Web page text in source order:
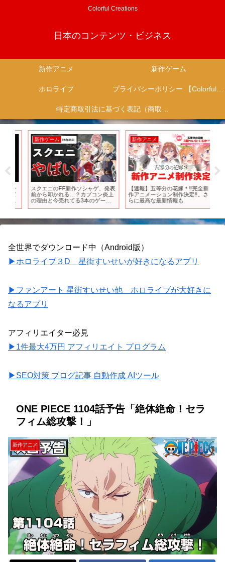
Colorful Creations
日本のコンテンツ・ビジネス
新作アニメ 新作ゲーム
ホロライブ プライバシーポリシー 【Colorful Creation】
特定商取引法に基づく表記（商取引に関する開示）
新作アニメ
【速報】五等分の花嫁＊‼︎完全新
作アニメーション制作決定‼︎。さ
らに最高な最新情報も
新作ゲーム
【任天堂Switch】なぜ任天堂IPは
最強なのか？ハード新作ソフト爆
売れ…PSが弱すぎる？【ネットの
全世界でダウンロード中（Android版）
▶ホロライブ３D 星街すいせいが好きになるアプリ
▶ファンアート 星街すいせい他 ホロライブが大好きに
なるアプリ
アフィリエイター必見
▶1件最大4万円 アフィリエイト プログラム
▶SEO対策 ブログ記事 自動作成 AIツール
ONE PIECE 1104話予告「絶体絶命！セラ
フィム総攻撃！」
新作アニメ